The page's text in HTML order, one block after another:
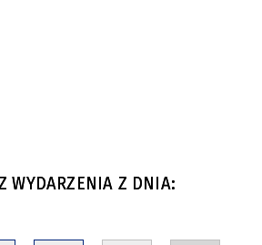
WYDARZENIA Z DNIA: